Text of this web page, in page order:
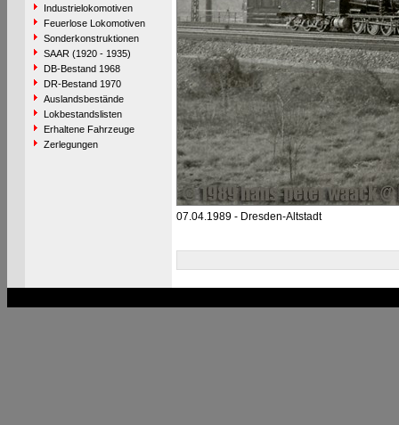
Industrielokomotiven
Feuerlose Lokomotiven
Sonderkonstruktionen
SAAR (1920 - 1935)
DB-Bestand 1968
DR-Bestand 1970
Auslandsbestände
Lokbestandslisten
Erhaltene Fahrzeuge
Zerlegungen
07.04.1989 - Dresden-Altstadt